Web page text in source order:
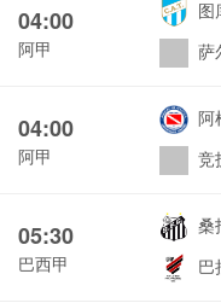
04:00
阿甲
图
萨
04:00
阿甲
阿
竞
05:30
巴西甲
桑
巴